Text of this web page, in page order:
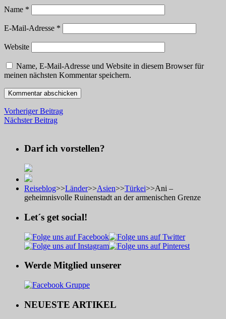
Name *
E-Mail-Adresse *
Website
Name, E-Mail-Adresse und Website in diesem Browser für
meinen nächsten Kommentar speichern.
Vorheriger Beitrag
Nächster Beitrag
Darf ich vorstellen?
Reiseblog>>Länder>>Asien>>Türkei>>Ani –
geheimnisvolle Ruinenstadt an der armenischen Grenze
Let´s get social!
Werde Mitglied unserer
NEUESTE ARTIKEL